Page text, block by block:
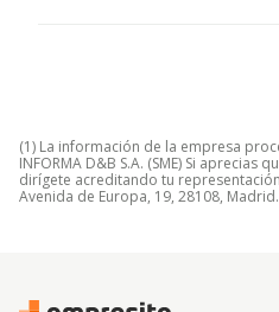
(1) La información de la empresa
INFORMA D&B S.A. (SME) Si
dirígete acreditando tu
Avenida de Europa, 19, 28108, Madrid.